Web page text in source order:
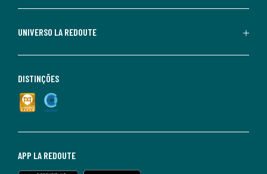
UNIVERSO LA REDOUTE
APP LA REDOUTE
DISTINÇÕES